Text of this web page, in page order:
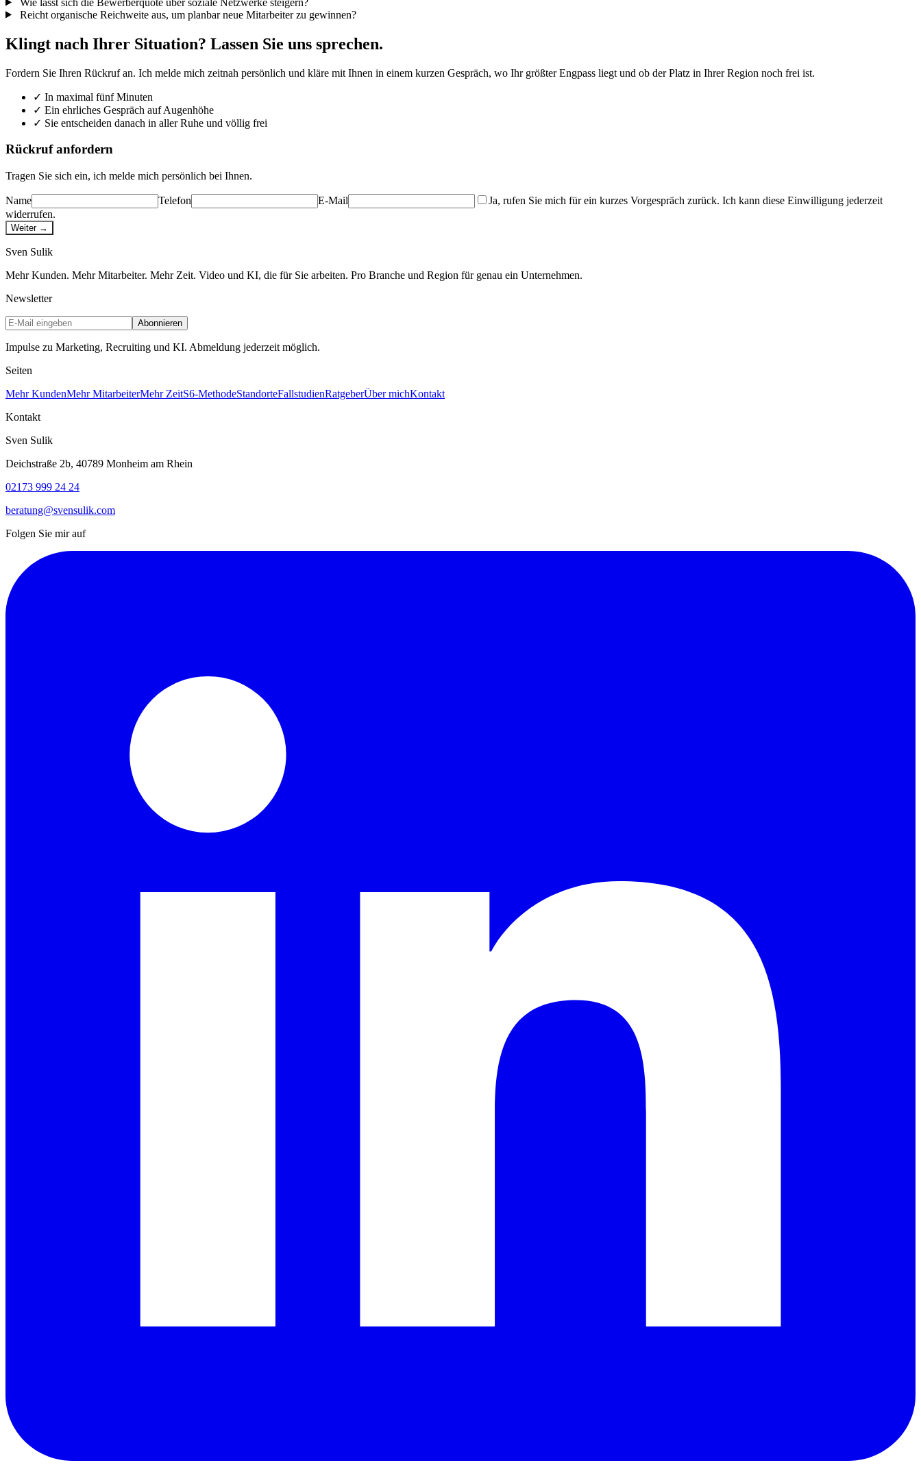
Reicht organische Reichweite aus, um planbar neue Mitarbeiter zu gewinnen?
Klingt nach Ihrer Situation? Lassen Sie uns sprechen.
Fordern Sie Ihren Rückruf an. Ich melde mich zeitnah persönlich und kläre mit Ihnen in einem kurzen Gespräch, wo Ihr größter Engpass liegt und ob der Platz in Ihrer Region noch frei ist.
✓ In maximal fünf Minuten
✓ Ein ehrliches Gespräch auf Augenhöhe
✓ Sie entscheiden danach in aller Ruhe und völlig frei
Rückruf anfordern
Tragen Sie sich ein, ich melde mich persönlich bei Ihnen.
Name Telefon E-Mail
Ja, rufen Sie mich für ein kurzes Vorgespräch zurück. Ich kann diese Einwilligung jederzeit
widerrufen.
Weiter →
Sven Sulik
Mehr Kunden. Mehr Mitarbeiter. Mehr Zeit. Video und KI, die für Sie arbeiten. Pro Branche und Region für genau ein Unternehmen.
Newsletter
Abonnieren
Impulse zu Marketing, Recruiting und KI. Abmeldung jederzeit möglich.
Seiten
Mehr KundenMehr MitarbeiterMehr ZeitS6-MethodeStandorteFallstudienRatgeberÜber michKontakt
Kontakt
Sven Sulik
Deichstraße 2b, 40789 Monheim am Rhein
02173 999 24 24
beratung@svensulik.com
Folgen Sie mir auf